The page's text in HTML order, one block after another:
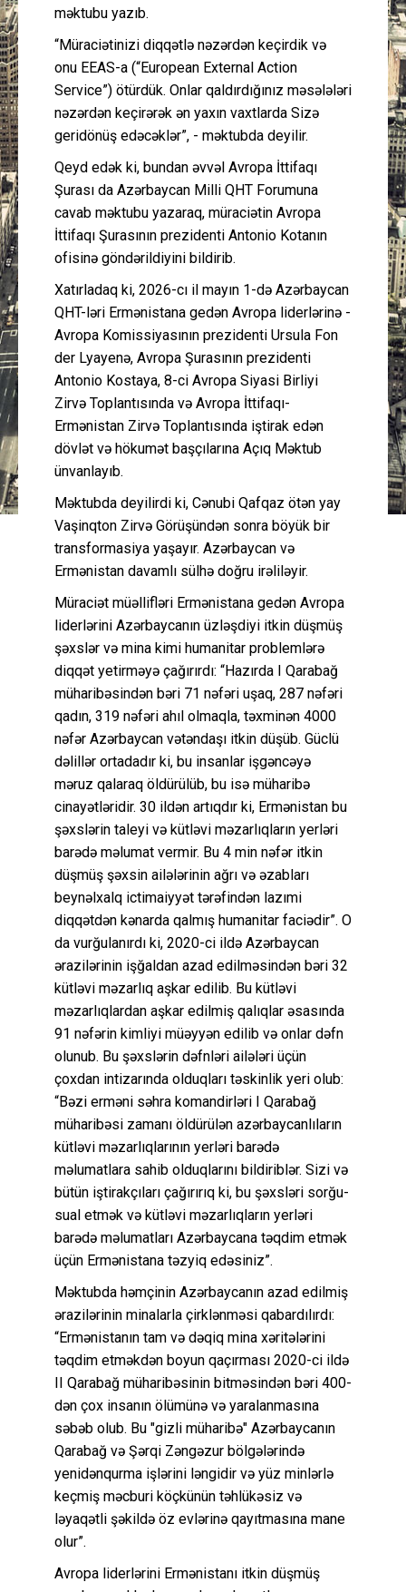
məktubu yazıb.
“Müraciətinizi diqqətlə nəzərdən keçirdik və
onu EEAS-a (“European External Action
Service”) ötürdük. Onlar qaldırdığınız məsələləri
nəzərdən keçirərək ən yaxın vaxtlarda Sizə
geridönüş edəcəklər”, - məktubda deyilir.
Qeyd edək ki, bundan əvvəl Avropa İttifaqı
Şurası da Azərbaycan Milli QHT Forumuna
cavab məktubu yazaraq, müraciətin Avropa
İttifaqı Şurasının prezidenti Antonio Kotanın
ofisinə göndərildiyini bildirib.
Xatırladaq ki, 2026-cı il mayın 1-də Azərbaycan
QHT-ləri Ermənistana gedən Avropa liderlərinə -
Avropa Komissiyasının prezidenti Ursula Fon
der Lyayenə, Avropa Şurasının prezidenti
Antonio Kostaya, 8-ci Avropa Siyasi Birliyi
Zirvə Toplantısında və Avropa İttifaqı-
Ermənistan Zirvə Toplantısında iştirak edən
dövlət və hökumət başçılarına Açıq Məktub
ünvanlayıb.
Məktubda deyilirdi ki, Cənubi Qafqaz ötən yay
Vaşinqton Zirvə Görüşündən sonra böyük bir
transformasiya yaşayır. Azərbaycan və
Ermənistan davamlı sülhə doğru irəliləyir.
Müraciət müəllifləri Ermənistana gedən Avropa
liderlərini Azərbaycanın üzləşdiyi itkin düşmüş
şəxslər və mina kimi humanitar problemlərə
diqqət yetirməyə çağırırdı: “Hazırda I Qarabağ
müharibəsindən bəri 71 nəfəri uşaq, 287 nəfəri
qadın, 319 nəfəri ahıl olmaqla, təxminən 4000
nəfər Azərbaycan vətəndaşı itkin düşüb. Güclü
dəlillər ortadadır ki, bu insanlar işgəncəyə
məruz qalaraq öldürülüb, bu isə müharibə
cinayətləridir. 30 ildən artıqdır ki, Ermənistan bu
şəxslərin taleyi və kütləvi məzarlıqların yerləri
barədə məlumat vermir. Bu 4 min nəfər itkin
düşmüş şəxsin ailələrinin ağrı və əzabları
beynəlxalq ictimaiyyət tərəfindən lazımi
diqqətdən kənarda qalmış humanitar faciədir”. O
da vurğulanırdı ki, 2020-ci ildə Azərbaycan
ərazilərinin işğaldan azad edilməsindən bəri 32
kütləvi məzarlıq aşkar edilib. Bu kütləvi
məzarlıqlardan aşkar edilmiş qalıqlar əsasında
91 nəfərin kimliyi müəyyən edilib və onlar dəfn
olunub. Bu şəxslərin dəfnləri ailələri üçün
çoxdan intizarında olduqları təskinlik yeri olub:
“Bəzi erməni səhra komandirləri I Qarabağ
müharibəsi zamanı öldürülən azərbaycanlıların
kütləvi məzarlıqlarının yerləri barədə
məlumatlara sahib olduqlarını bildiriblər. Sizi və
bütün iştirakçıları çağırırıq ki, bu şəxsləri sorğu-
sual etmək və kütləvi məzarlıqların yerləri
barədə məlumatları Azərbaycana təqdim etmək
üçün Ermənistana təzyiq edəsiniz”.
Məktubda həmçinin Azərbaycanın azad edilmiş
ərazilərinin minalarla çirklənməsi qabardılırdı:
“Ermənistanın tam və dəqiq mina xəritələrini
təqdim etməkdən boyun qaçırması 2020-ci ildə
II Qarabağ müharibəsinin bitməsindən bəri 400-
dən çox insanın ölümünə və yaralanmasına
səbəb olub. Bu "gizli müharibə" Azərbaycanın
Qarabağ və Şərqi Zəngəzur bölgələrində
yenidənqurma işlərini ləngidir və yüz minlərlə
keçmiş məcburi köçkünün təhlükəsiz və
ləyaqətli şəkildə öz evlərinə qayıtmasına mane
olur”.
Avropa liderlərini Ermənistanı itkin düşmüş